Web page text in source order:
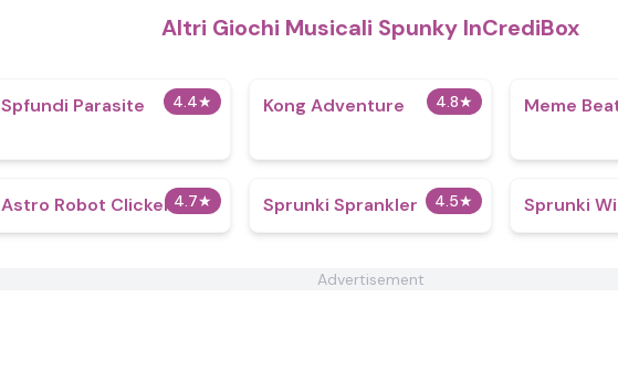
Altri Giochi Musicali Spunky InCrediBox
4.4★
Spfundi Parasite 4.8★
Kong Adventure Meme
4.7★
Astro Robot Clicker 4.5★
Sprunki Sprankler Sprunki
Advertisement